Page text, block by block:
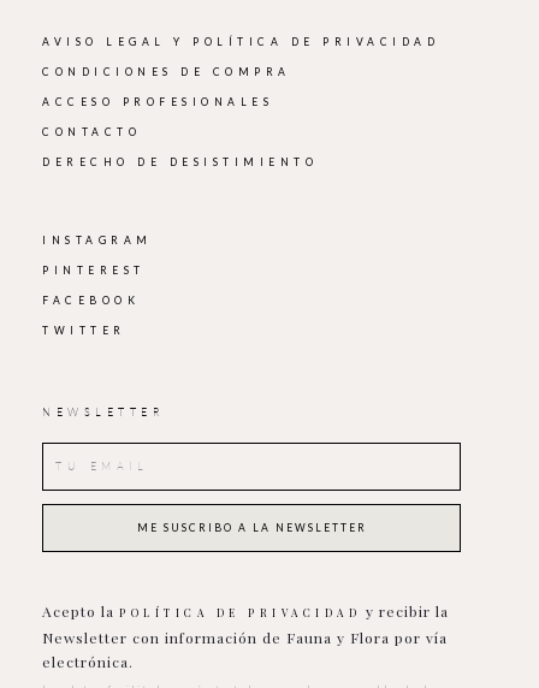
AVISO LEGAL Y POLÍTICA DE PRIVACIDAD
CONDICIONES DE COMPRA
ACCESO PROFESIONALES
CONTACTO
DERECHO DE DESISTIMIENTO
INSTAGRAM
PINTEREST
FACEBOOK
TWITTER
NEWSLETTER
Acepto la POLÍTICA DE PRIVACIDAD
y recibir la
Newsletter con información de Fauna y Flora por vía
electrónica.